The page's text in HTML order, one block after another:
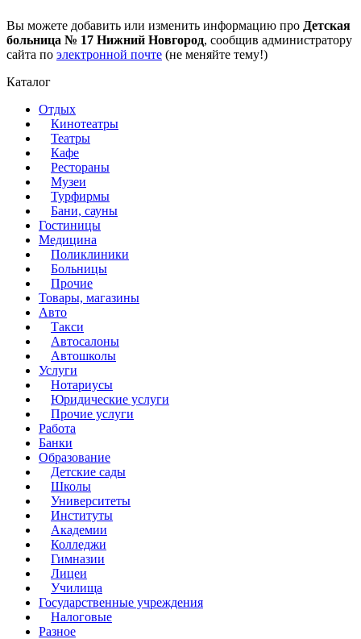
Вы можете добавить или изменить информацию про Детская
больница № 17 Нижний Новгород, сообщив администратору
сайта по электронной почте (не меняйте тему!)
Каталог
Отдых
Кинотеатры
Театры
Кафе
Рестораны
Музеи
Турфирмы
Бани, сауны
Гостиницы
Медицина
Поликлиники
Больницы
Прочие
Товары, магазины
Авто
Такси
Автосалоны
Автошколы
Услуги
Нотариусы
Юридические услуги
Прочие услуги
Работа
Банки
Образование
Детские сады
Школы
Университеты
Институты
Академии
Колледжи
Гимназии
Лицеи
Училища
Государственные учреждения
Налоговые
Разное